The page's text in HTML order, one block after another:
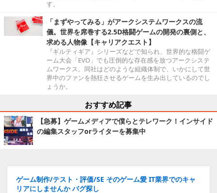
す。
「まずやってみる」がアークシステムワークスの流
儀。世界を席巻する2.5D格闘ゲームの開発の裏側と、
求める人物像【キャリアクエスト】
『ギルティギア』シリーズなどで知られ、世界的な格闘ゲ
ーム大会「EVO」でも圧倒的な存在感を放つアークシステ
ムワークス。同社はどのような組織体制で、いかにして世
界中のファンを熱狂させるゲームを生み出しているのでし
ょうか。
おすすめ記事
【急募】ゲームメディアで僕らとテレワーク！インサイド
の編集スタッフorライターを募集中
ゲーム制作/テスト・評価/SE そのゲーム愛 IT業界でのキャ
リアにしませんか バグ探し